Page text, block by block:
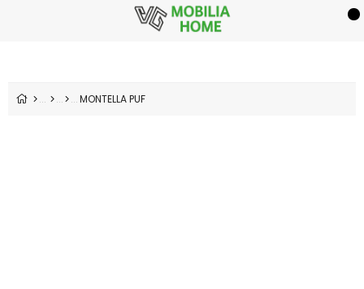
MONTELLA PUF